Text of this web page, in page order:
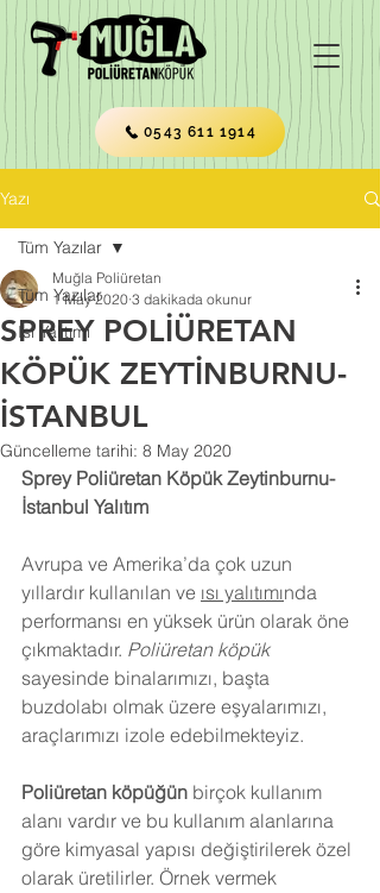
0543 611 1914
Yazı
Tüm Yazılar
Isı Yalıtımı
Tüm Yazılar
SPREY POLİÜRETAN
KÖPÜK ZEYTİNBURNU-
İSTANBUL
Muğla Poliüretan
1 May 2020 3 dakikada okunur
Güncelleme tarihi: 8 May 2020
Sprey Poliüretan Köpük Zeytinburnu-
İstanbul Yalıtım
Avrupa ve Amerika’da çok uzun
yıllardır kullanılan ve ısı yalıtımında
performansı en yüksek ürün olarak öne
çıkmaktadır. Poliüretan köpük
sayesinde binalarımızı, başta
buzdolabı olmak üzere eşyalarımızı,
araçlarımızı izole edebilmekteyiz.
Poliüretan köpüğün birçok kullanım
alanı vardır ve bu kullanım alanlarına
göre kimyasal yapısı değiştirilerek özel
olarak üretilirler. Örnek vermek